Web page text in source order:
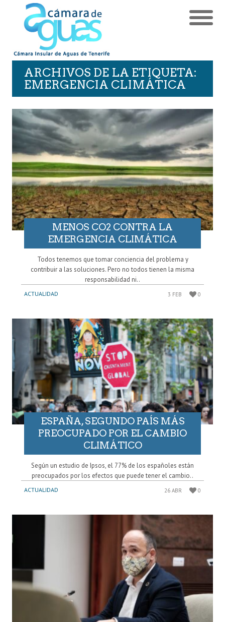
ARCHIVOS DE LA ETIQUETA:
EMERGENCIA CLIMÁTICA
MENOS CO2 CONTRA LA
EMERGENCIA CLIMÁTICA
Todos tenemos que tomar conciencia del problema y
contribuir a las soluciones. Pero no todos tienen la misma
responsabilidad ni..
ACTUALIDAD 3 FEB 0
ESPAÑA, SEGUNDO PAÍS MÁS
PREOCUPADO POR EL CAMBIO
CLIMÁTICO
Según un estudio de Ipsos, el 77% de los españoles están
preocupados por los efectos que puede tener el cambio..
ACTUALIDAD 26 ABR 0